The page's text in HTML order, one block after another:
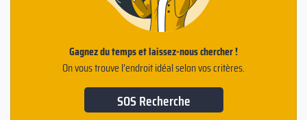
Gagnez du temps et laissez-nous chercher !
On vous trouve l’endroit idéal selon vos critères.
SOS Recherche